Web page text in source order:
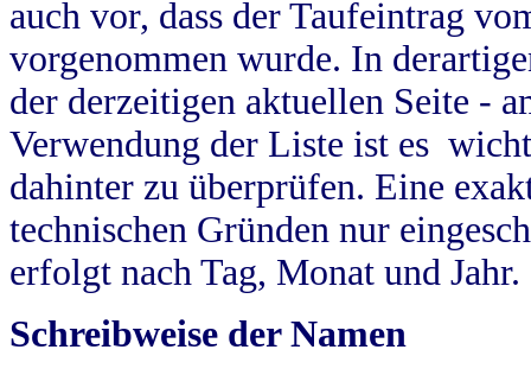
auch vor, dass der Taufeintrag
vorgenommen wurde. In
der derzeitigen aktuellen Seite -
Verwendung der Liste ist es
dahinter zu überprüfen. Eine
technischen Gründen nur
erfolgt nach Tag, Monat und Jahr.
Schreibweise der Namen